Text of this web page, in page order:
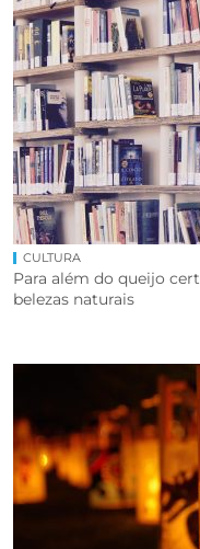
CULTURA
Para além do queijo
belezas naturais